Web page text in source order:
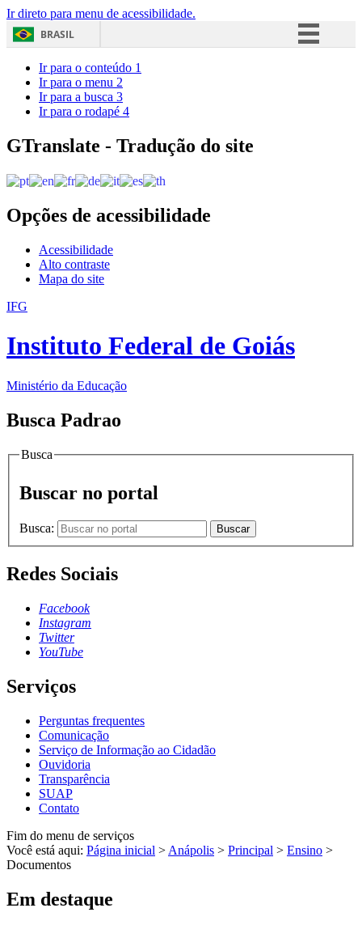
Ir direto para menu de acessibilidade.
BRASIL
Acesso à informação
Ir para o conteúdo 1
Ir para o menu 2
Ir para a busca 3
Ir para o rodapé 4
GTranslate - Tradução do site
Opções de acessibilidade
Acessibilidade
Alto contraste
Mapa do site
IFG
Instituto Federal de Goiás
Ministério da Educação
Busca Padrao
Busca
Buscar no portal
Busca: Buscar
Redes Sociais
Facebook
Instagram
Twitter
YouTube
Serviços
Perguntas frequentes
Comunicação
Serviço de Informação ao Cidadão
Ouvidoria
Transparência
SUAP
Contato
Fim do menu de serviços
Você está aqui: Página inicial > Anápolis > Principal > Ensino >
Documentos
Em destaque